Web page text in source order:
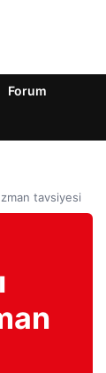
Forum
tavsiyesi